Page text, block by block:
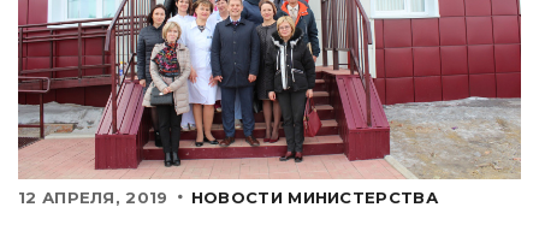
12 АПРЕЛЯ, 2019 НОВОСТИ МИНИСТЕРСТВА